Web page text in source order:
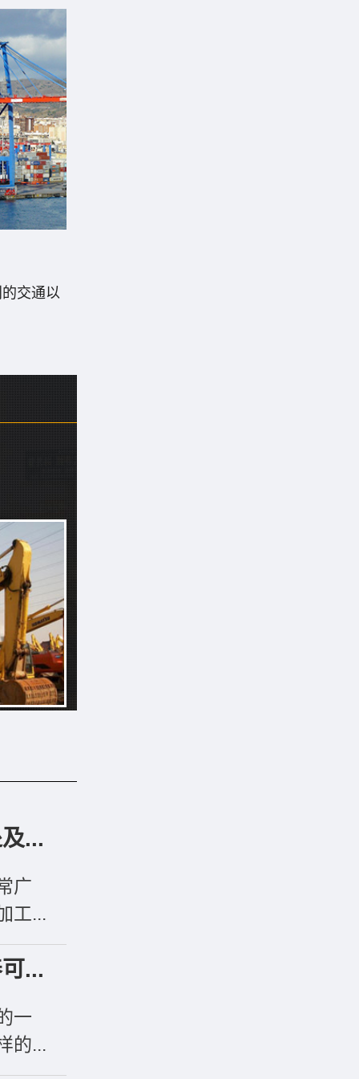
交通以
...
广
工...
...
一
的...